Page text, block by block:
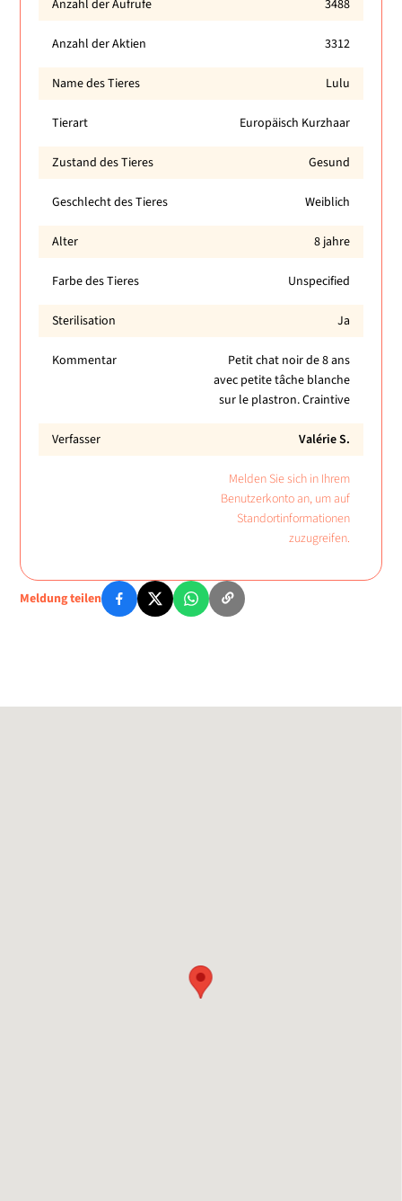
Anzahl der Aktien 3312
Name des Tieres Lulu
Tierart Europäisch Kurzhaar
Zustand des Tieres Gesund
Geschlecht des Tieres Weiblich
Alter 8 jahre
Farbe des Tieres Unspecified
Sterilisation Ja
Kommentar
Petit chat noir de 8 ans
avec petite tâche blanche
sur le plastron. Craintive
Verfasser Valérie S.
Melden Sie sich in Ihrem
Benutzerkonto an, um auf
Standortinformationen
zuzugreifen.
Meldung teilen